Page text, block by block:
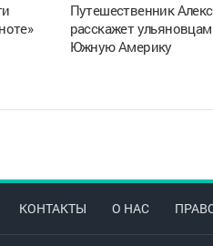
Путешественник
расскажет
Южную Америку
КОНТАКТЫ О НАС